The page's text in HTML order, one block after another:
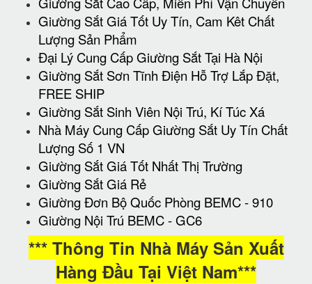
Giường Sắt Giá Tốt Uy Tín, Cam Kêt Chất
Lượng Sản Phẩm
Đại Lý Cung Cấp Giường Sắt Tại Hà Nội
Giường Sắt Sơn Tĩnh Điện Hỗ Trợ Lắp Đặt,
FREE SHIP
Giường Sắt Sinh Viên Nội Trú, Kí Túc Xá
Nhà Máy Cung Cấp Giường Sắt Uy Tín Chất
Lượng Số 1 VN
Giường Sắt Giá Tốt Nhất Thị Trường
Giường Sắt Giá Rẻ
Giường Đơn Bộ Quốc Phòng BEMC - 910
Giường Nội Trú BEMC - GC6
*** Thông Tin Nhà Máy Sản Xuất
Hàng Đầu Tại Việt Nam***